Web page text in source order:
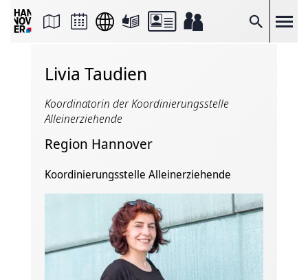
Suche
Seite
FacebookLivia Taudien
Koordinatorin der Koordinierungsstelle
Alleinerziehende
Region Hannover
Koordinierungsstelle Alleinerziehende